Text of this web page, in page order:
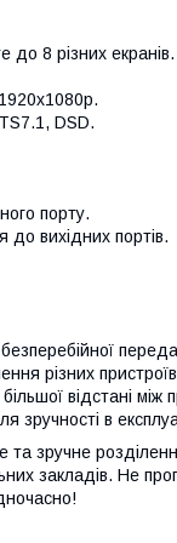
до 8 різних екранів.
DSD.
порту.
до вихідних портів.
різних
відстані між
зручності в
та зручне
закладів. Не